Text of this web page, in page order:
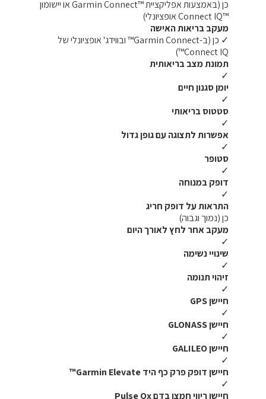
כן (באמצעות אפליקציית ™Garmin Connect או יישומון
™Connect IQ אופציונלי)
מעקב בריאות האישה
✓ כן (ב-Garmin Connect™ ובווידג' אופציונלי של
Connect IQ™)
תמונת מצב בריאותית
✓
יומן סגנון חיים
✓
סטטוס בריאותי
✓
אפשרות לתצוגה עם גופן גדול
✓
סטופר
✓
דופק במנוחה
✓
התראות על דופק חריג
כן (נמוך וגבוה)
מעקב אחר לחץ לאורך היום
✓
שינויי נשימה
✓
זיהוי תנומה
✓
חיישן GPS
✓
חיישן GLONASS
✓
חיישן GALILEO
✓
חיישן דופק פרק כף היד Garmin Elevate™
✓
חיישן ריווי חמצן בדם Pulse Ox